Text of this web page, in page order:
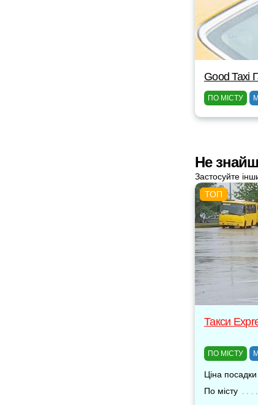
Good Taxi
ПО МІСТУ
Не
Застосуйте
Такси
ПО МІСТУ
Ціна посадки
По місту